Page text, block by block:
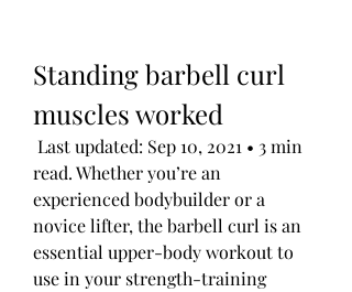
Standing barbell curl
muscles worked
read. Whether you’re an
experienced bodybuilder or a
novice lifter, the barbell curl is an
essential upper-body workout to
use in your strength-training